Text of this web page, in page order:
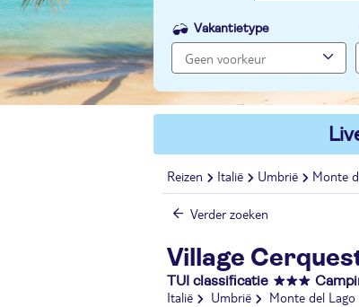
Vakantietype
Reizen Italië Umbrië Monte
Verder zoeken
Village
TUI classificatie
Italië Umbrië Monte del Lago